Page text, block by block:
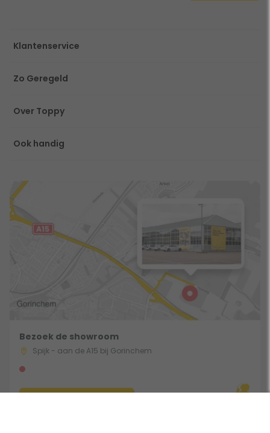
Klantenservice
Zo Geregeld
Over Toppy
Ook handig
Bezoek de showroom
Spijk - aan de A15 bij Gorinchem